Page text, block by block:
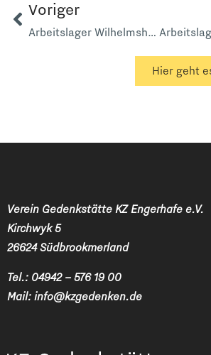
Voriger
Arbeitslager Wilhelmshaven Petersstraße Reichsbahn
Hier geht
Verein Gedenkstätte KZ Engerhafe e.V.
Kirchwyk 5
26624 Südbrookmerland
Tel.: 04942 – 576 19 00
Mail: info@kzgedenken.de